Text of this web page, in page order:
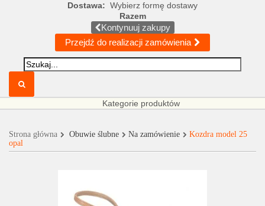
Dostawa: Wybierz formę dostawy
Razem
Kontynuuj zakupy
Przejdź do realizacji zamówienia
Kategorie produktów
Strona główna Obuwie ślubne Na zamówienie
Kozdra model 25
opal